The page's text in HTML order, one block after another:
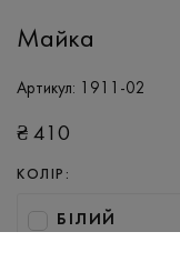
Майка
Артикул: 1911-02
₴ 410
КОЛІР:
БІЛИЙ